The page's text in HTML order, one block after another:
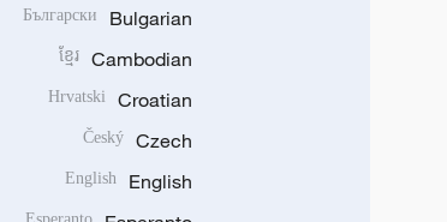
Bulgarian
Български
Cambodian
ខ្មែរ
Croatian
Hrvatski
Czech
Český
English
English